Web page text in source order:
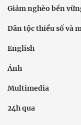
Giảm nghèo bền
Dân tộc thiểu số và
English
Ảnh
Multimedia
24h qua